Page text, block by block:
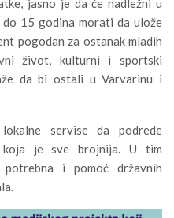
jasno je da će nadležni u
15 godina morati da ulože
pogodan za ostanak mladih
život, kulturni i sportski
da bi ostali u Varvarinu i
servise da podrede
koja je sve brojnija. U tim
i pomoć državnih